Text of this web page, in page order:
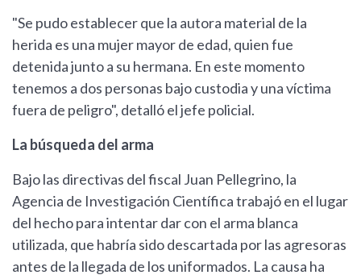
"Se pudo establecer que la autora material de la
herida es una mujer mayor de edad, quien fue
detenida junto a su hermana. En este momento
tenemos a dos personas bajo custodia y una víctima
fuera de peligro", detalló el jefe policial.
La búsqueda del arma
Bajo las directivas del fiscal Juan Pellegrino, la
Agencia de Investigación Científica trabajó en el lugar
del hecho para intentar dar con el arma blanca
utilizada, que habría sido descartada por las agresoras
antes de la llegada de los uniformados. La causa ha